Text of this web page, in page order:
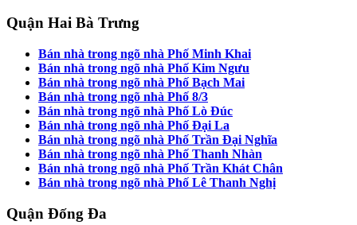
Quận Hai Bà Trưng
Bán nhà trong ngõ nhà Phố Minh Khai
Bán nhà trong ngõ nhà Phố Kim Ngưu
Bán nhà trong ngõ nhà Phố Bạch Mai
Bán nhà trong ngõ nhà Phố 8/3
Bán nhà trong ngõ nhà Phố Lò Đúc
Bán nhà trong ngõ nhà Phố Đại La
Bán nhà trong ngõ nhà Phố Trần Đại Nghĩa
Bán nhà trong ngõ nhà Phố Thanh Nhàn
Bán nhà trong ngõ nhà Phố Trần Khát Chân
Bán nhà trong ngõ nhà Phố Lê Thanh Nghị
Quận Đống Đa